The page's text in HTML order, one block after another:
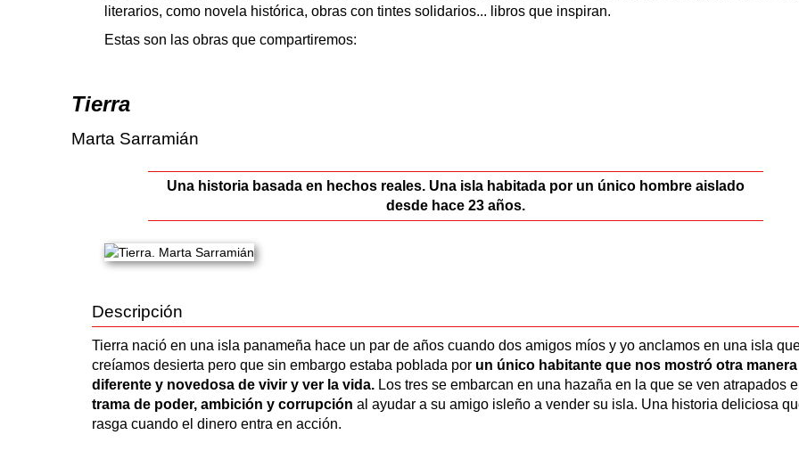
literarios, como novela histórica, obras con tintes solidarios... libros que inspiran.
Estas son las obras que compartiremos:
Tierra
Marta Sarramián
Una historia basada en hechos reales. Una isla habitada por un único hombre aislado
desde hace 23 años.
Descripción
Tierra nació en una isla panameña hace un par de años cuando dos amigos míos y yo anclamos en una isla
creíamos desierta pero que sin embargo estaba poblada por un único habitante que nos mostró otra manera
diferente y novedosa de vivir y ver la vida.Los tres se embarcan en una hazaña en la que se ven atrapados
trama de poder, ambición y corrupción al ayudar a su amigo isleño a vender su isla. Una historia deliciosa
rasga cuando el dinero entra en acción.